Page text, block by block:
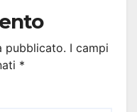
pubblicato. I campi
*